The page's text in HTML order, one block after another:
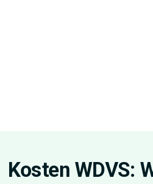
Kosten WDVS: